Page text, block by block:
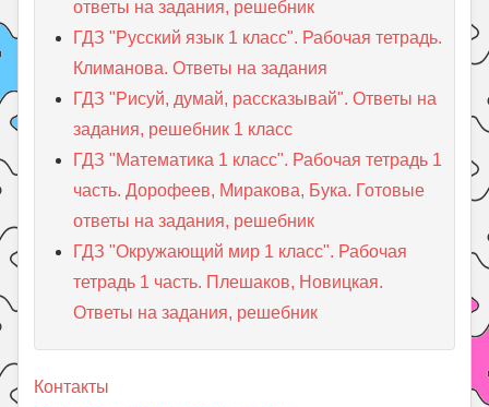
ответы на задания, решебник
ГДЗ "Русский язык 1 класс". Рабочая тетрадь.
Климанова. Ответы на задания
ГДЗ "Рисуй, думай, рассказывай". Ответы на
задания, решебник 1 класс
ГДЗ "Математика 1 класс". Рабочая тетрадь 1
часть. Дорофеев, Миракова, Бука. Готовые
ответы на задания, решебник
ГДЗ "Окружающий мир 1 класс". Рабочая
тетрадь 1 часть. Плешаков, Новицкая.
Ответы на задания, решебник
Контакты